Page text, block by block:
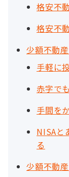
格安不
格安不
少額不動
手軽に
赤字で
手間を
NISAと
る
少額不動